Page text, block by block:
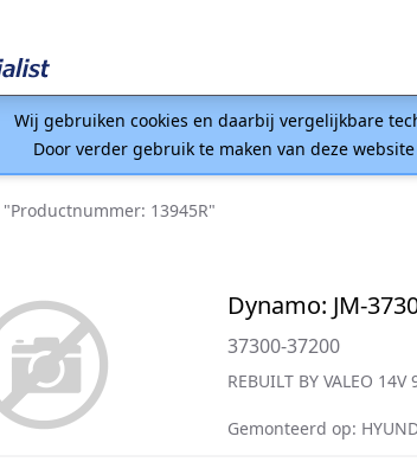
Wij gebruiken cookies en daarbij vergelijkbare
Door verder gebruik te maken van deze
"Productnummer: 13945R"
Dynamo: JM-
37300-37200
REBUILT BY VALEO 14V
Gemonteerd op: